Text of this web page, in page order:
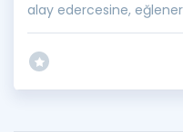
alay edercesine,